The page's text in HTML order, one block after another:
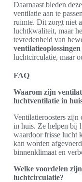
Daarnaast bieden
ventilatie aan te
ruimte. Dit zorgt niet
luchtkwaliteit, maar
tevredenheid van
ventilatieoplossingen
luchtcirculatie, maar
FAQ
Waarom zijn
luchtventilatie in
Ventilatieroosters zijn
in huis. Ze helpen bij
waardoor frisse lucht
kan worden
binnenklimaat en
Welke voordelen
luchtcirculatie?